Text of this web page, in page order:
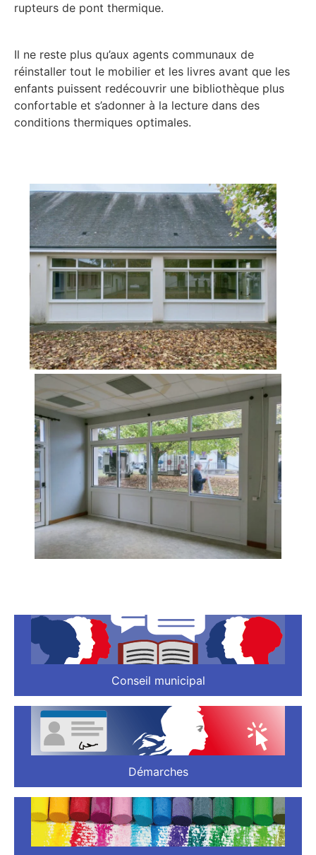
rupteurs de pont thermique.
Il ne reste plus qu’aux agents communaux de
réinstaller tout le mobilier et les livres avant que les
enfants puissent redécouvrir une bibliothèque plus
confortable et s’adonner à la lecture dans des
conditions thermiques optimales.
Conseil municipal
Démarches